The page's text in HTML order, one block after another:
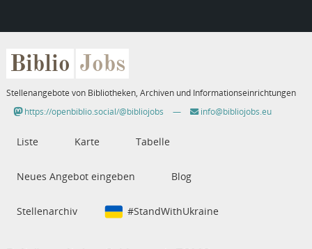
Biblio Jobs
Stellenangebote von Bibliotheken, Archiven und Informationseinrichtungen
https://openbiblio.social/@bibliojobs
— info@bibliojobs.eu
Liste Karte Tabelle
Neues Angebot eingeben Blog
Stellenarchiv #StandWithUkraine